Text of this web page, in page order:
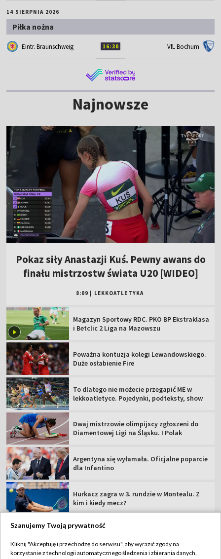
14 SIERPNIA 2026
Piłka nożna
Eintr. Braunschweig 16:30 VfL Bochum
Najnowsze
Pokaz siły Anastazji Kuś. Pewny awans do
finału mistrzostw świata U20 [WIDEO]
8:09 LEKKOATLETYKA
Magazyn Sportowy RDC. PKO BP Ekstraklasa
i Betclic 2 Liga na Mazowszu
Poważna kontuzja kolegi Lewandowskiego.
Duże osłabienie Fire
To dlatego nie możecie przegapić ME w
lekkoatletyce. Pojedynki, podteksty, show
Dwaj mistrzowie olimpijscy zgłoszeni do
Diamentowej Ligi na Śląsku. I Polak
Argentyna się wyłamała. Oficjalne poparcie
dla Infantino
Hurkacz zagra w 3. rundzie w Montealu. Z
kim i kiedy mecz?
TVP
Szanujemy Twoją prywatność
Kliknij "Akceptuję i przechodzę do serwisu", aby wyrazić zgody na
korzystanie z technologii automatycznego śledzenia i zbierania danych,